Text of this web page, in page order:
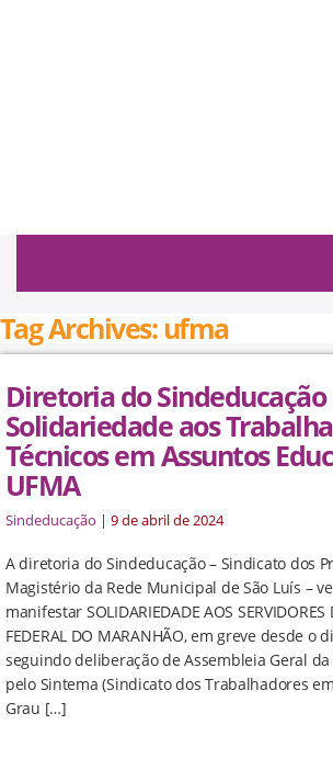
Tag Archives: ufma
Diretoria do Sindeducação
Solidariedade aos
Técnicos em Assuntos
UFMA
Sindeducação | 9 de abril de 2024
A diretoria do Sindeducação – Sindicato dos
Magistério da Rede Municipal de São Luís –
manifestar SOLIDARIEDADE AOS SERVIDORES
FEDERAL DO MARANHÃO, em greve desde o
seguindo deliberação de Assembleia Geral
pelo Sintema (Sindicato dos Trabalhadores
Grau […]